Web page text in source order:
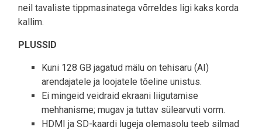
neil tavaliste tippmasinatega võrreldes ligi kaks korda
kallim.
PLUSSID
Kuni 128 GB jagatud mälu on tehisaru (AI)
arendajatele ja loojatele tõeline unistus.
Ei mingeid veidraid ekraani liigutamise
mehhanisme; mugav ja tuttav sülearvuti vorm.
HDMI ja SD-kaardi lugeja olemasolu teeb silmad